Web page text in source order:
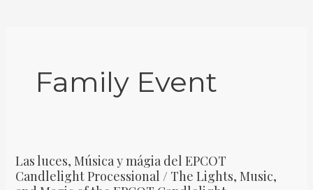
Family Event
Las luces, Música y mágia del EPCOT
Candlelight Processional / The Lights, Music,
Las
luces,